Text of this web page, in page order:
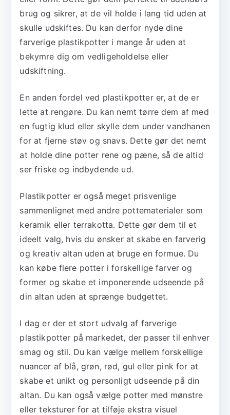
brug og sikrer, at de vil holde i lang tid uden at
skulle udskiftes. Du kan derfor nyde dine
farverige plastikpotter i mange år uden at
bekymre dig om vedligeholdelse eller
udskiftning.
En anden fordel ved plastikpotter er, at de er
lette at rengøre. Du kan nemt tørre dem af med
en fugtig klud eller skylle dem under vandhanen
for at fjerne støv og snavs. Dette gør det nemt
at holde dine potter rene og pæne, så de altid
ser friske og indbydende ud.
Plastikpotter er også meget prisvenlige
sammenlignet med andre pottematerialer som
keramik eller terrakotta. Dette gør dem til et
ideelt valg, hvis du ønsker at skabe en farverig
og kreativ altan uden at bruge en formue. Du
kan købe flere potter i forskellige farver og
former og skabe et imponerende udseende på
din altan uden at sprænge budgettet.
I dag er der et stort udvalg af farverige
plastikpotter på markedet, der passer til enhver
smag og stil. Du kan vælge mellem forskellige
nuancer af blå, grøn, rød, gul eller pink for at
skabe et unikt og personligt udseende på din
altan. Du kan også vælge potter med mønstre
eller teksturer for at tilføje ekstra visuel